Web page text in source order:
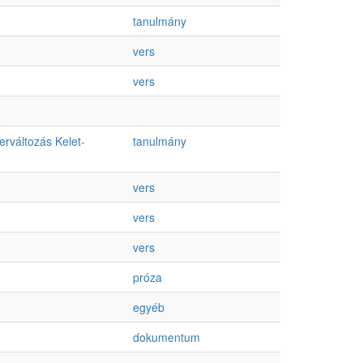
tanulmány
vers
vers
Kelet- tanulmány
vers
vers
vers
próza
egyéb
dokumentum